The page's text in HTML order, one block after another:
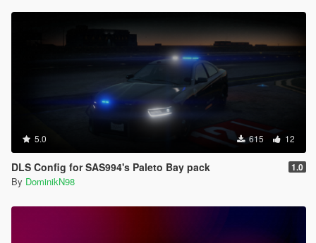
5.0 615 12
DLS Config for SAS994's Paleto Bay pack 1.0
By DominikN98